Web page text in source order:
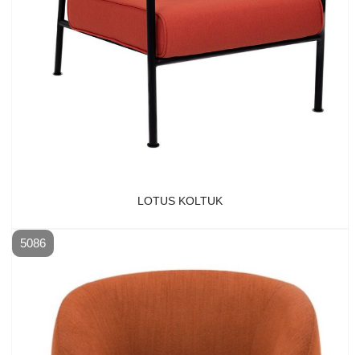
LOTUS KOLTUK
5086